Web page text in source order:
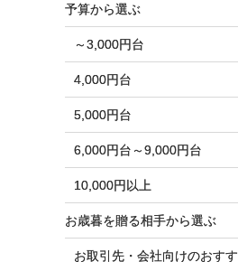
予算から選ぶ
～3,000円台
4,000円台
5,000円台
6,000円台～9,000円台
10,000円以上
お歳暮を贈る相手から選ぶ
お取引先・会社向けのおすす